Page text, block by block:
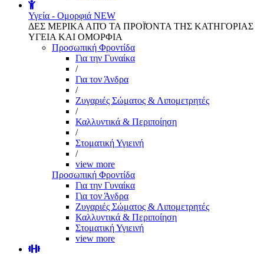
Υγεία - Ομορφιά NEW
ΔΕΣ ΜΕΡΙΚΑ ΑΠΌ ΤΑ ΠΡΟΪΌΝΤΑ ΤΗΣ ΚΑΤΗΓΟΡΙΑΣ
ΥΓΕΙΑ ΚΑΙ ΟΜΟΡΦΙΑ
Προσωπική Φροντίδα
Για την Γυναίκα
/
Για τον Άνδρα
/
Ζυγαριές Σώματος & Λιπομετρητές
/
Καλλυντικά & Περιποίηση
/
Στοματική Υγιεινή
/
view more
Προσωπική Φροντίδα
Για την Γυναίκα
Για τον Άνδρα
Ζυγαριές Σώματος & Λιπομετρητές
Καλλυντικά & Περιποίηση
Στοματική Υγιεινή
view more